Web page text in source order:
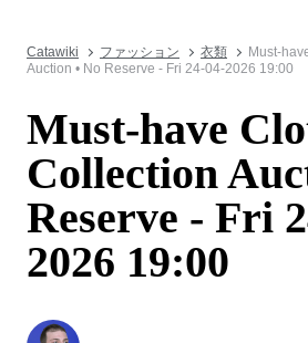
Catawiki ファッション 衣類
Must-
Auction • No Reserve - Fri 24-04-2026 19:00
Must-have
Collection
Reserve - Fri
2026 19:00